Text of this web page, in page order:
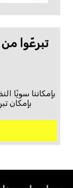
تبرعّوا
بإمكاننا سويًا
بإمكان